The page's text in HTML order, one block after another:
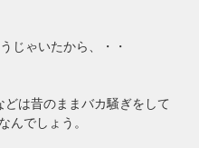
じゃいたから、・・
は昔のままバカ騒ぎをして
んでしょう。